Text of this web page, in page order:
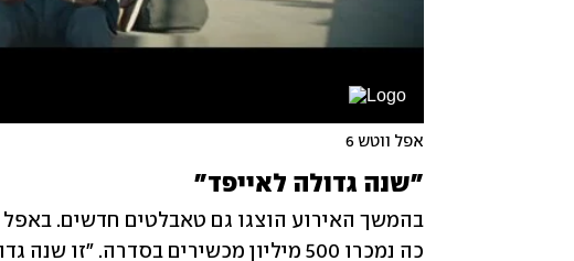
אפל ווטש 6
"שנה גדולה לאייפד"